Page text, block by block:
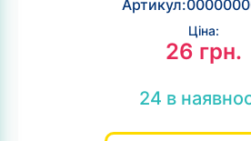
Артикул:
Ціна:
26 грн.
24 в